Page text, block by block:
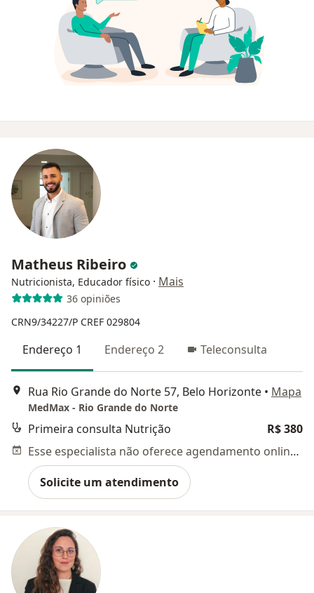
Matheus Ribeiro
Nutricionista, Educador físico · Mais
36 opiniões
CRN9/34227/P CREF 029804
Endereço 1 Endereço 2 Teleconsulta
Rua Rio Grande do Norte 57, Belo Horizonte • Mapa
MedMax - Rio Grande do Norte
Primeira consulta Nutrição
R$ 380
Esse especialista não oferece agendamento online para esse endereço.
Solicite um atendimento